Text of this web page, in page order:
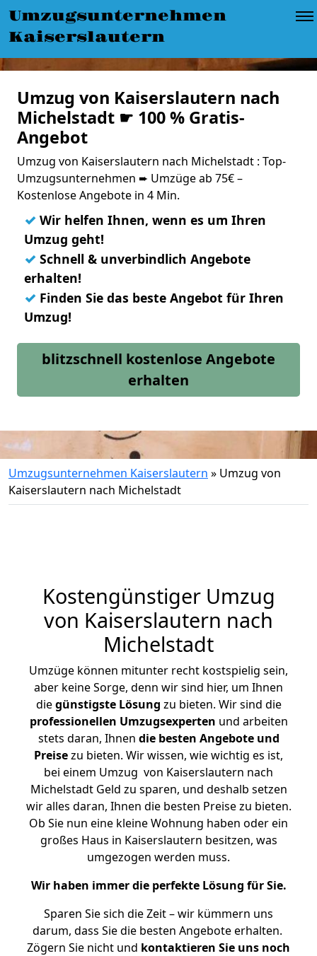
Umzugsunternehmen
Kaiserslautern
Umzug von Kaiserslautern nach
Michelstadt ☛ 100 % Gratis-
Angebot
Umzug von Kaiserslautern nach Michelstadt : Top-
Umzugsunternehmen ➨ Umzüge ab 75€ –
Kostenlose Angebote in 4 Min.
✓ Wir helfen Ihnen, wenn es um Ihren
Umzug geht!
✓ Schnell & unverbindlich Angebote
erhalten!
✓ Finden Sie das beste Angebot für Ihren
Umzug!
blitzschnell kostenlose Angebote
erhalten
Umzugsunternehmen Kaiserslautern » Umzug von
Kaiserslautern nach Michelstadt
Kostengünstiger Umzug
von Kaiserslautern nach
Michelstadt
Umzüge können mitunter recht kostspielig sein,
aber keine Sorge, denn wir sind hier, um Ihnen
diegünstigste Lösung zu bieten. Wir sind die
professionellen Umzugsexperten und arbeiten
stets daran, Ihnen die besten Angebote und
Preisezu bieten. Wir wissen, wie wichtig es ist,
bei einem Umzug von Kaiserslautern nach
Michelstadt Geld zu sparen, und deshalb setzen
wir alles daran, Ihnen die besten Preise zu bieten.
Ob Sie nun eine kleine Wohnung haben oder ein
großes Haus in Kaiserslautern besitzen, was
umgezogen werden muss.
Wir haben immer die perfekte Lösung für Sie.
Sparen Sie sich die Zeit – wir kümmern uns
darum, dass Sie die besten Angebote erhalten.
Zögern Sie nicht und kontaktieren Sie uns noch